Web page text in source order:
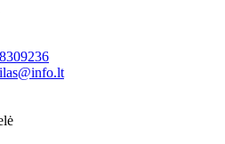
8309236